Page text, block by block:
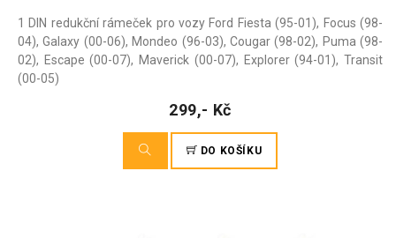
1 DIN redukční rámeček pro vozy Ford Fiesta (95-01), Focus (98-
04), Galaxy (00-06), Mondeo (96-03), Cougar (98-02), Puma (98-
02), Escape (00-07), Maverick (00-07), Explorer (94-01), Transit
(00-05)
299,- Kč
DO KOŠÍKU